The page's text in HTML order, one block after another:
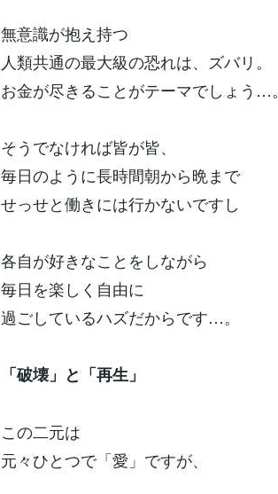
無意識が抱え持つ
人類共通の最大級の恐れは、ズバリ。
お金が尽きることがテーマでしょう…。
そうでなければ皆が皆、
毎日のように長時間朝から晩まで
せっせと働きには行かないですし
各自が好きなことをしながら
毎日を楽しく自由に
過ごしているハズだからです…。
「破壊」と「再生」
この二元は
元々ひとつで「愛」ですが、